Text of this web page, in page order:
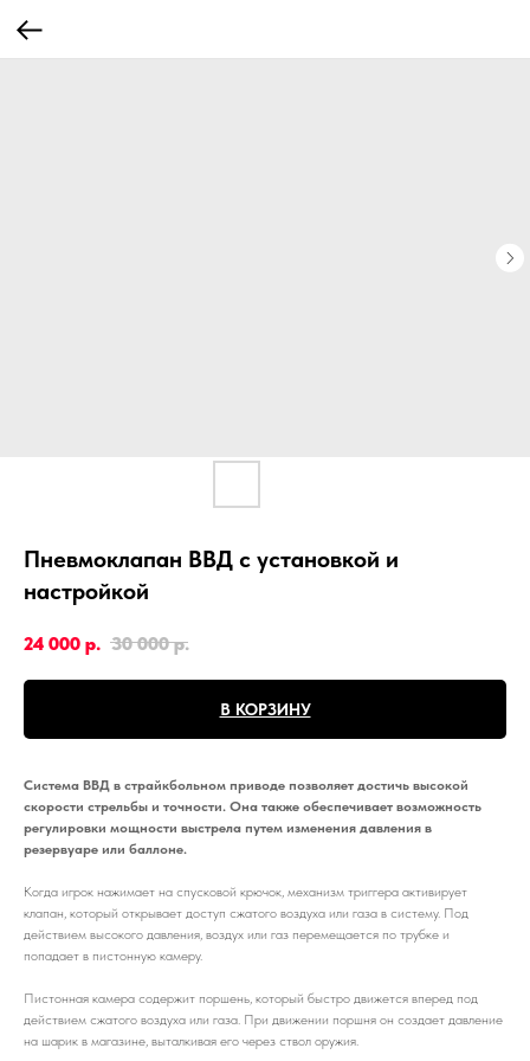
Пневмоклапан ВВД с установкой и
настройкой
24 000 р. 30 000 р.
В КОРЗИНУ
Система ВВД в страйкбольном приводе позволяет достичь высокой
скорости стрельбы и точности. Она также обеспечивает возможность
регулировки мощности выстрела путем изменения давления в
резервуаре или баллоне.
Когда игрок нажимает на спусковой крючок, механизм триггера активирует
клапан, который открывает доступ сжатого воздуха или газа в систему. Под
действием высокого давления, воздух или газ перемещается по трубке и
попадает в пистонную камеру.
Пистонная камера содержит поршень, который быстро движется вперед под
действием сжатого воздуха или газа. При движении поршня он создает давление
на шарик в магазине, выталкивая его через ствол оружия.